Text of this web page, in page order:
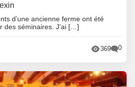
d’une ancienne ferme ont été
des séminaires. J’ai […]
369 0